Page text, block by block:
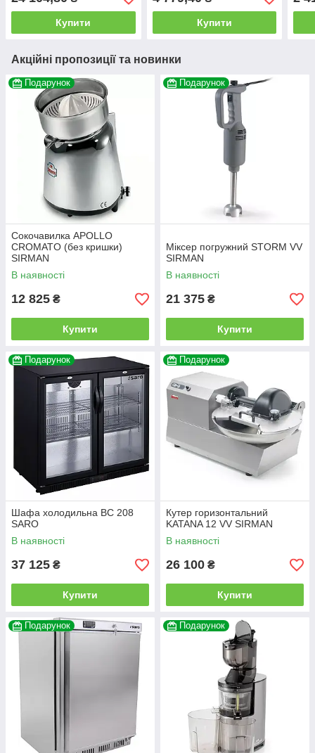
Купити Купити
Акційні пропозиції та новинки
Подарунок
Сокочавилка APOLLO
CROMATO (без кришки)
SIRMAN
В наявності
12 825 ₴
Купити
Подарунок
Міксер погружний STORM VV
SIRMAN
В наявності
21 375 ₴
Купити
Подарунок
Шафа холодильна BC 208
SARO
В наявності
37 125 ₴
Купити
Подарунок
Кутер горизонтальний
KATANA 12 VV SIRMAN
В наявності
26 100 ₴
Купити
Подарунок Подарунок